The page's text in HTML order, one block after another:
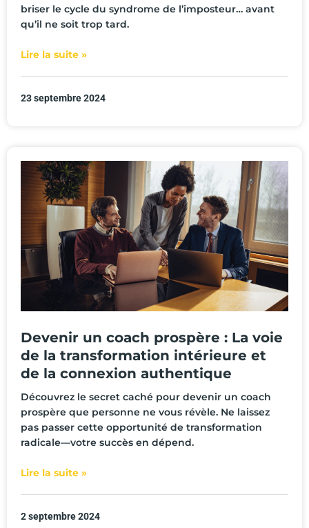
briser le cycle du syndrome de l’imposteur… avant
qu’il ne soit trop tard.
Lire la suite »
23 septembre 2024
Devenir un coach prospère : La voie
de la transformation intérieure et
de la connexion authentique
Découvrez le secret caché pour devenir un coach
prospère que personne ne vous révèle. Ne laissez
pas passer cette opportunité de transformation
radicale—votre succès en dépend.
Lire la suite »
2 septembre 2024